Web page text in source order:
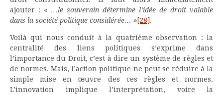
ajouter : « …le souverain détermine l’idée de droit valable
dans la société politique considérée… »[28].
Voilà qui nous conduit à la quatrième observation : la
centralité des liens politiques s’exprime dans
l’importance du Droit, c’est à dire un système de règles et
de normes. Mais, l’action politique ne peut se réduire à la
simple mise en œuvre des ces règles et normes.
L’innovation implique l’interprétation, voire la